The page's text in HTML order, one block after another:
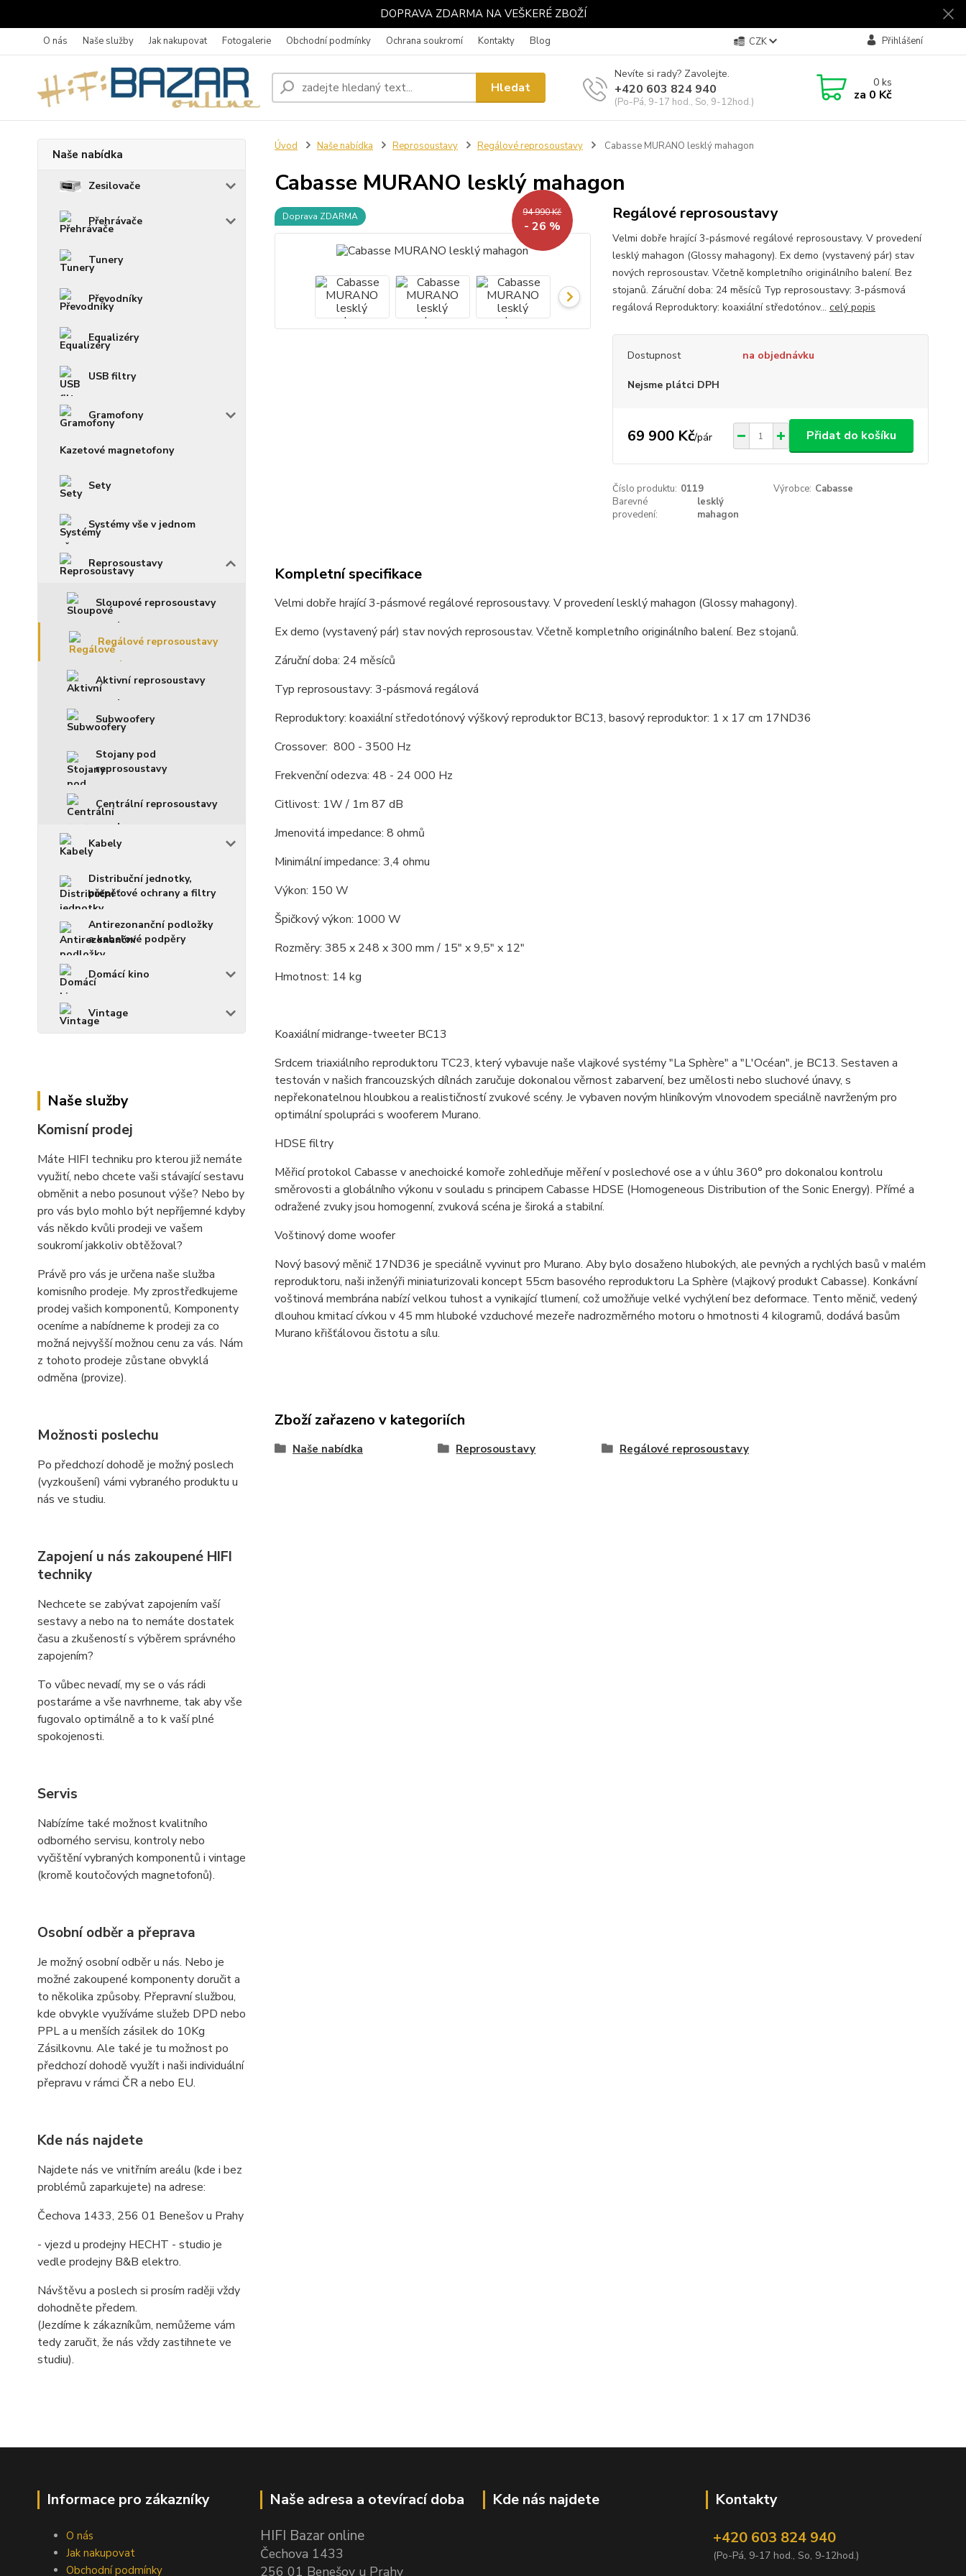
DOPRAVA ZDARMA NA VEŠKERÉ ZBOŽÍ
O nás Naše služby Jak nakupovat Fotogalerie Obchodní podmínky Ochrana soukromí Kontakty Blog CZK Přihlášení
Hledat
Nevíte si rady? Zavolejte.
+420 603 824 940
(Po-Pá, 9-17 hod., So, 9-12hod.)
0ks
za 0 Kč
Naše nabídka
Zesilovače
Přehrávače
Tunery
Převodníky
Equalizéry
USB filtry
Gramofony
Kazetové magnetofony
Sety
Systémy vše v jednom
Reprosoustavy
Sloupové reprosoustavy
Regálové reprosoustavy
Aktivní reprosoustavy
Subwoofery
Stojany pod
reprosoustavy
Centrální reprosoustavy
Kabely
Distribuční jednotky,
přepěťové ochrany a filtry
Antirezonanční podložky
a kabelové podpěry
Domácí kino
Vintage
Naše služby
Komisní prodej
Máte HIFI techniku pro kterou již nemáte
využití, nebo chcete vaši stávající sestavu
obměnit a nebo posunout výše? Nebo by
pro vás bylo mohlo být nepříjemné kdyby
vás někdo kvůli prodeji ve vašem
soukromí jakkoliv obtěžoval?
Právě pro vás je určena naše služba
komisního prodeje. My zprostředkujeme
prodej vašich komponentů, Komponenty
oceníme a nabídneme k prodeji za co
možná nejvyšší možnou cenu za vás. Nám
z tohoto prodeje zůstane obvyklá
odměna (provize).
Možnosti poslechu
Po předchozí dohodě je možný poslech
(vyzkoušení) vámi vybraného produktu u
nás ve studiu.
Zapojení u nás zakoupené HIFI
techniky
Nechcete se zabývat zapojením vaší
sestavy a nebo na to nemáte dostatek
času a zkušeností s výběrem správného
zapojením?
To vůbec nevadí, my se o vás rádi
postaráme a vše navrhneme, tak aby vše
fugovalo optimálně a to k vaší plné
spokojenosti.
Servis
Nabízíme také možnost kvalitního
odborného servisu, kontroly nebo
vyčištění vybraných komponentů i vintage
(kromě koutočových magnetofonů).
Osobní odběr a přeprava
Je možný osobní odběr u nás. Nebo je
možné zakoupené komponenty doručit a
to několika způsoby. Přepravní službou,
kde obvykle využíváme služeb DPD nebo
PPL a u menších zásilek do 10Kg
Zásilkovnu. Ale také je tu možnost po
předchozí dohodě využít i naši individuální
přepravu v rámci ČR a nebo EU.
Kde nás najdete
Najdete nás ve vnitřním areálu (kde i bez
problémů zaparkujete) na adrese:
Čechova 1433, 256 01 Benešov u Prahy
- vjezd u prodejny HECHT - studio je
vedle prodejny B&B elektro.
Návštěvu a poslech si prosím raději vždy
dohodněte předem.
(Jezdíme k zákazníkům, nemůžeme vám
tedy zaručit, že nás vždy zastihnete ve
studiu).
Úvod Naše nabídka Reprosoustavy Regálové reprosoustavy Cabasse MURANO lesklý mahagon
Cabasse MURANO lesklý mahagon
Doprava ZDARMA 94 990 Kč
- 26 %
Regálové reprosoustavy
Velmi dobře hrající 3-pásmové regálové reprosoustavy. V provedení
lesklý mahagon (Glossy mahagony). Ex demo (vystavený pár) stav
nových reprosoustav. Včetně kompletního originálního balení. Bez
stojanů. Záruční doba: 24 měsíců Typ reprosoustavy: 3-pásmová
regálová Reproduktory: koaxiální středotónov... celý popis
Dostupnost na objednávku
Nejsme plátci DPH
69 900 Kč/pár Přidat do košíku
Číslo produktu: 0119 Výrobce: Cabasse
Barevné
provedení:
lesklý
mahagon
Kompletní specifikace
Velmi dobře hrající 3-pásmové regálové reprosoustavy. V provedení lesklý mahagon (Glossy mahagony).
Ex demo (vystavený pár) stav nových reprosoustav. Včetně kompletního originálního balení. Bez stojanů.
Záruční doba: 24 měsíců
Typ reprosoustavy: 3-pásmová regálová
Reproduktory: koaxiální středotónový výškový reproduktor BC13, basový reproduktor: 1 x 17 cm 17ND36
Crossover: 800 - 3500 Hz
Frekvenční odezva: 48 - 24 000 Hz
Citlivost: 1W / 1m 87 dB
Jmenovitá impedance: 8 ohmů
Minimální impedance: 3,4 ohmu
Výkon: 150 W
Špičkový výkon: 1000 W
Rozměry: 385 x 248 x 300 mm / 15" x 9,5" x 12"
Hmotnost: 14 kg
Koaxiální midrange-tweeter BC13
Srdcem triaxiálního reproduktoru TC23, který vybavuje naše vlajkové systémy "La Sphère" a "L'Océan", je BC13. Sestaven a
testován v našich francouzských dílnách zaručuje dokonalou věrnost zabarvení, bez umělosti nebo sluchové únavy, s
nepřekonatelnou hloubkou a realističností zvukové scény. Je vybaven novým hliníkovým vlnovodem speciálně navrženým pro
optimální spolupráci s wooferem Murano.
HDSE filtry
Měřicí protokol Cabasse v anechoické komoře zohledňuje měření v poslechové ose a v úhlu 360° pro dokonalou kontrolu
směrovosti a globálního výkonu v souladu s principem Cabasse HDSE (Homogeneous Distribution of the Sonic Energy). Přímé a
odražené zvuky jsou homogenní, zvuková scéna je široká a stabilní.
Voštinový dome woofer
Nový basový měnič 17ND36 je speciálně vyvinut pro Murano. Aby bylo dosaženo hlubokých, ale pevných a rychlých basů v malém
reproduktoru, naši inženýři miniaturizovali koncept 55cm basového reproduktoru La Sphère (vlajkový produkt Cabasse). Konkávní
voštinová membrána nabízí velkou tuhost a vynikající tlumení, což umožňuje velké vychýlení bez deformace. Tento měnič, vedený
dlouhou kmitací cívkou v 45 mm hluboké vzduchové mezeře nadrozměrného motoru o hmotnosti 4 kilogramů, dodává basům
Murano křišťálovou čistotu a sílu.
Zboží zařazeno v kategoriích
Naše nabídka Reprosoustavy Regálové reprosoustavy
Informace pro zákazníky
O nás
Jak nakupovat
Obchodní podmínky
Naše adresa a otevírací doba
HIFI Bazar online
Čechova 1433
256 01 Benešov u Prahy
Kde nás najdete
Kontakty
+420 603 824 940
(Po-Pá, 9-17 hod., So, 9-12hod.)